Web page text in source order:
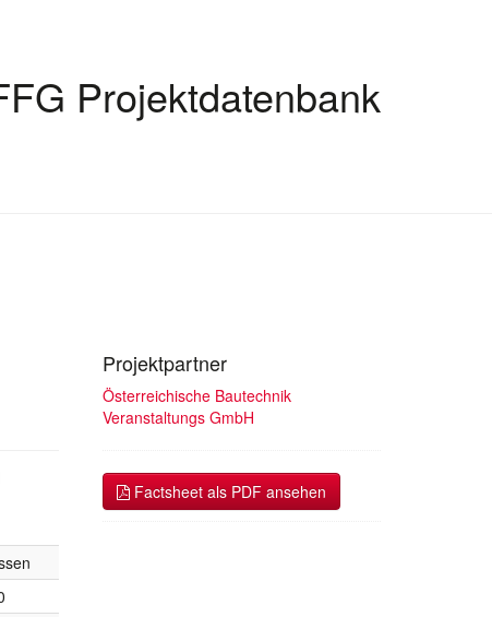
Projektdatenbank
Projektpartner
Österreichische Bautechnik
Veranstaltungs GmbH
Factsheet als PDF ansehen